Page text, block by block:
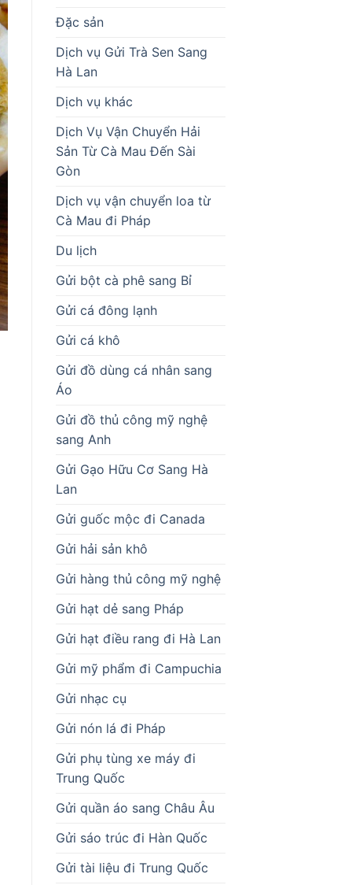
Đặc sản
Dịch vụ Gửi Trà Sen Sang
Hà Lan
Dịch vụ khác
Dịch Vụ Vận Chuyển Hải
Sản Từ Cà Mau Đến Sài
Gòn
Dịch vụ vận chuyển loa từ
Cà Mau đi Pháp
Du lịch
Gửi bột cà phê sang Bỉ
Gửi cá đông lạnh
Gửi cá khô
Gửi đồ dùng cá nhân sang
Áo
Gửi đồ thủ công mỹ nghệ
sang Anh
Gửi Gạo Hữu Cơ Sang Hà
Lan
Gửi guốc mộc đi Canada
Gửi hải sản khô
Gửi hàng thủ công mỹ nghệ
Gửi hạt dẻ sang Pháp
Gửi hạt điều rang đi Hà Lan
Gửi mỹ phẩm đi Campuchia
Gửi nhạc cụ
Gửi nón lá đi Pháp
Gửi phụ tùng xe máy đi
Trung Quốc
Gửi quần áo sang Châu Âu
Gửi sáo trúc đi Hàn Quốc
Gửi tài liệu đi Trung Quốc